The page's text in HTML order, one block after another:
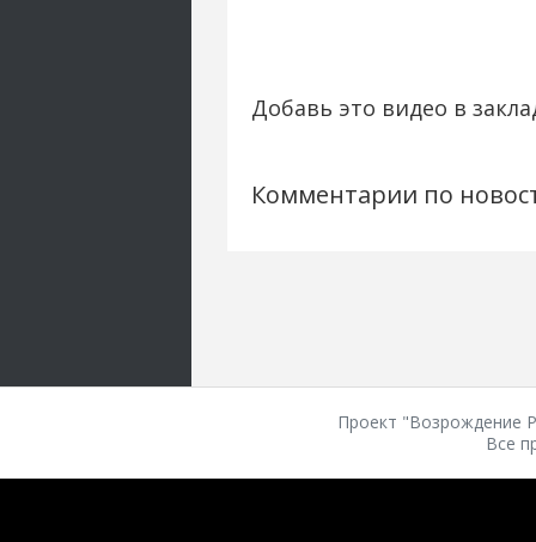
Добавь это видео в
Комментарии по
Проект "Возрождение
Все